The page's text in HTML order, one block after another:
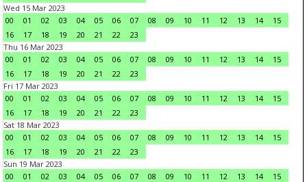
Wed 15 Mar 2023
00
01 02 03 04 05 06 07 08 09 10 11 12 13 14
15
16
17 18 19 20 21 22
23
Thu 16 Mar 2023
00
01 02 03 04 05 06 07 08 09 10 11 12 13 14
15
16
17 18 19 20 21 22
23
Fri 17 Mar 2023
00
01 02 03 04 05 06 07 08 09 10 11 12 13 14
15
16
17 18 19 20 21 22
23
Sat 18 Mar 2023
00
01 02 03 04 05 06 07 08 09 10 11 12 13 14
15
16
17 18 19 20 21 22
23
Sun 19 Mar 2023
00
01 02 03 04 05 06 07 08 09 10 11 12 13 14
15